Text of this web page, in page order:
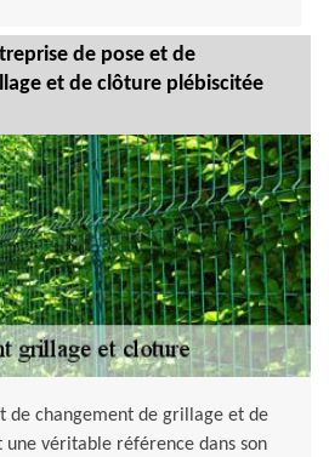
de pose et de
et de clôture plébiscitée
de changement de grillage et de
une véritable référence dans son